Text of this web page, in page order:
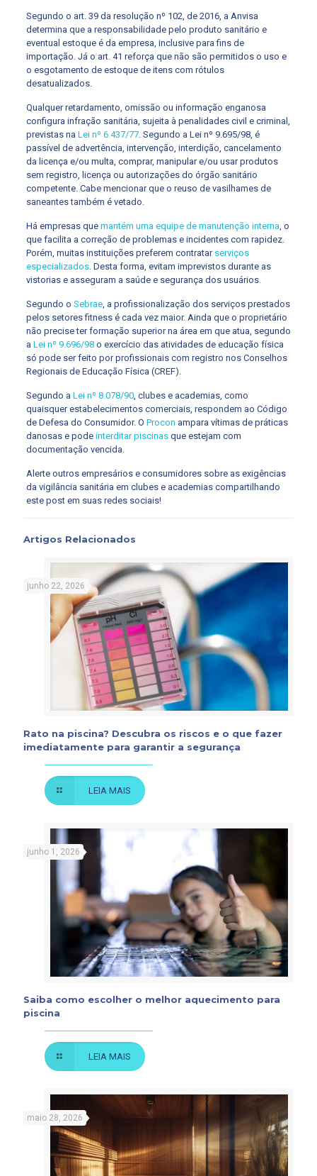
Segundo o art. 39 da resolução nº 102, de 2016, a Anvisa
determina que a responsabilidade pelo produto sanitário e
eventual estoque é da empresa, inclusive para fins de
importação. Já o art. 41 reforça que não são permitidos o uso e
o esgotamento de estoque de itens com rótulos
desatualizados.
Qualquer retardamento, omissão ou informação enganosa
configura infração sanitária, sujeita à penalidades civil e criminal,
previstas na Lei nº 6.437/77. Segundo a Lei nº 9.695/98, é
passível de advertência, intervenção, interdição, cancelamento
da licença e/ou multa, comprar, manipular e/ou usar produtos
sem registro, licença ou autorizações do órgão sanitário
competente. Cabe mencionar que o reuso de vasilhames de
saneantes também é vetado.
Há empresas que mantém uma equipe de manutenção interna , o
que facilita a correção de problemas e incidentes com rapidez.
Porém, muitas instituições preferem contratar serviços
especializados. Desta forma, evitam imprevistos durante as
vistorias e asseguram a saúde e segurança dos usuários.
Segundo o Sebrae, a profissionalização dos serviços prestados
pelos setores fitness é cada vez maior. Ainda que o proprietário
não precise ter formação superior na área em que atua, segundo
a Lei nº 9.696/98o exercício das atividades de educação física
só pode ser feito por profissionais com registro nos Conselhos
Regionais de Educação Física (CREF).
Segundo a Lei nº 8.078/90, clubes e academias, como
quaisquer estabelecimentos comerciais, respondem ao Código
de Defesa do Consumidor. O Procon ampara vítimas de práticas
danosas e pode interditar piscinasque estejam com
documentação vencida.
Alerte outros empresários e consumidores sobre as exigências
da vigilância sanitária em clubes e academias compartilhando
este post em suas redes sociais!
Artigos Relacionados
junho 22, 2026
Rato na piscina? Descubra os riscos e o que fazer
imediatamente para garantir a segurança
LEIA MAIS
junho 1, 2026
Saiba como escolher o melhor aquecimento para
piscina
LEIA MAIS
maio 28, 2026